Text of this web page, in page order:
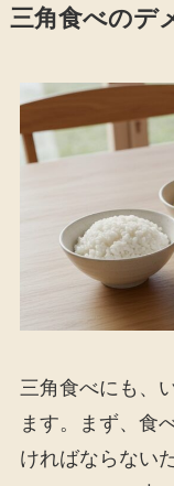
三角食べのデ
三角食べにも、
ます。まず、食
ければならない